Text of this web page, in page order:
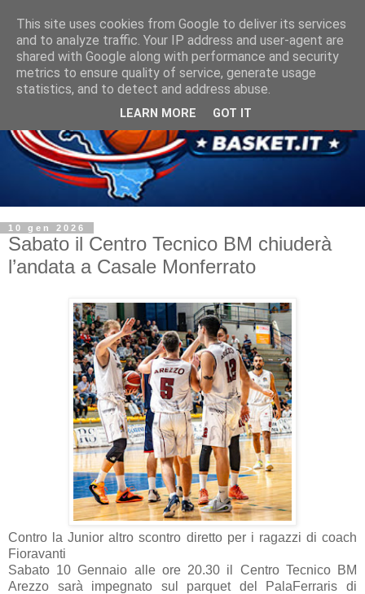
10 gen 2026
Sabato il Centro Tecnico BM chiuderà
l’andata a Casale Monferrato
Contro la Junior altro scontro diretto per i ragazzi di coach
Fioravanti
Sabato 10 Gennaio alle ore 20.30 il Centro Tecnico BM
Arezzo sarà impegnato sul parquet del PalaFerraris di
This site uses cookies from Google to deliver its services
and to analyze traffic. Your IP address and user-agent are
shared with Google along with performance and security
metrics to ensure quality of service, generate usage
statistics, and to detect and address abuse.
LEARN MORE GOT IT